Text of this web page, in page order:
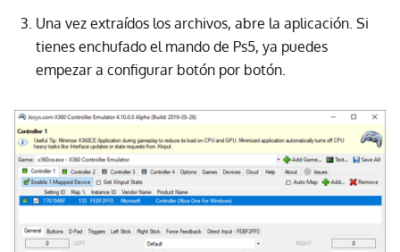
Una vez extraídos los archivos, abre la aplicación. Si
tienes enchufado el mando de Ps5, ya puedes
empezar a configurar botón por botón.